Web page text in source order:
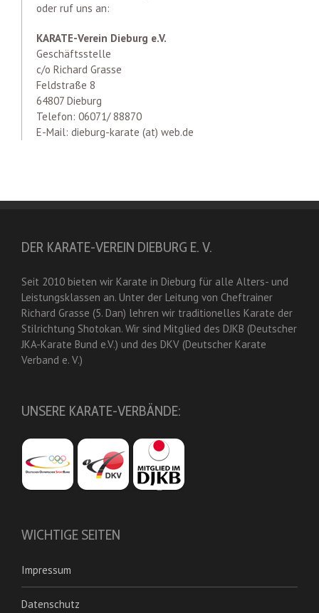
oder ruf uns an:
KARATE-Verein Dieburg e.V.
Geschäftsstelle
c/o Richard Grasse
Feldstraße 8
64807 Dieburg
Telefon: 06071/ 88870
E-Mail: dieburg-karate (at) web.de
DER KARATE-VEREIN DIEBURG E. V.
Seit 2010 bieten wir Karate in Dieburg für alle Alters- und
Leistungsklassen an. Unter der Leitung von Cheftrainer
Richard Grasse (5. Dan) lehren wir traditionelles Karate der
Stilrichtung Shotokan. Wir sind Mitglied des DJKB (Deutscher
JKA-Karate Bund e.V.) und des DKV (Deutscher Karate
Verband e. V.)
UNSERE KARATE-VERBÄNDE:
WICHTIGE SEITEN
Impressum
Datenschutz